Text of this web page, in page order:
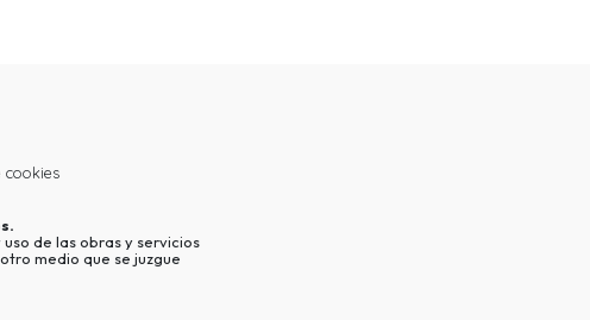
cookies
uso de las obras y servicios
medio que se juzgue